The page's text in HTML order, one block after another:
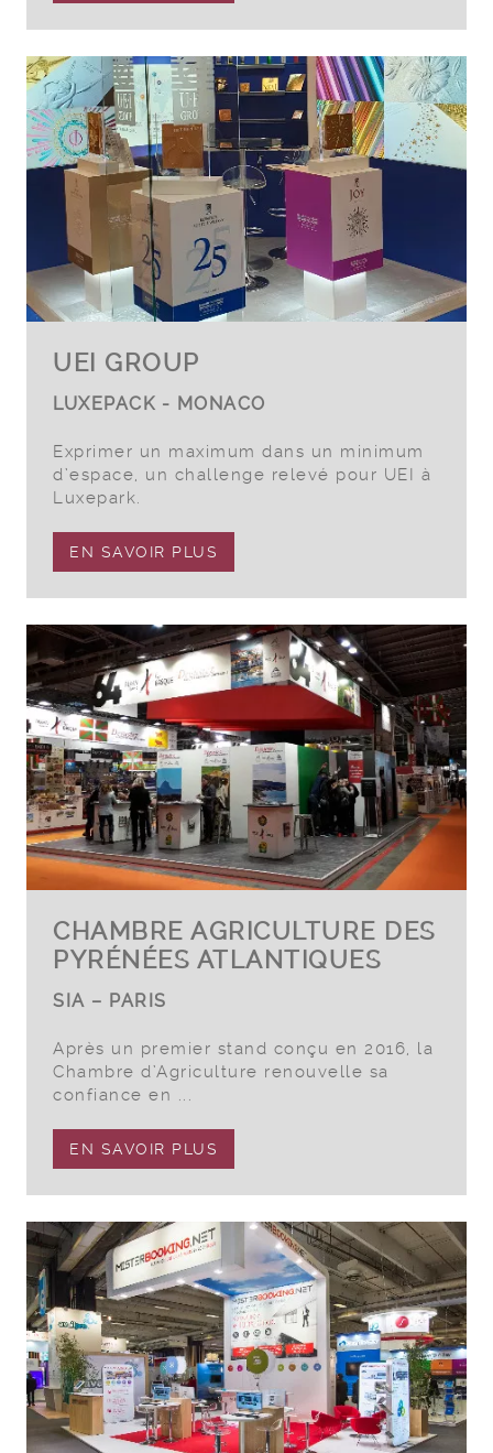
UEI GROUP
LUXEPACK - MONACO
Exprimer un maximum dans un minimum
d’espace, un challenge relevé pour UEI à
Luxepark.
EN SAVOIR PLUS
CHAMBRE AGRICULTURE DES
PYRÉNÉES ATLANTIQUES
SIA – PARIS
Après un premier stand conçu en 2016, la
Chambre d’Agriculture renouvelle sa
confiance en ...
EN SAVOIR PLUS